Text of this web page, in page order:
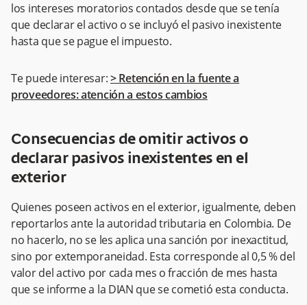
los intereses moratorios contados desde que se tenía
que declarar el activo o se incluyó el pasivo inexistente
hasta que se pague el impuesto.
Te puede interesar:> Retención en la fuente a
proveedores: atención a estos cambios
Consecuencias de omitir activos o
declarar pasivos inexistentes en el
exterior
Quienes poseen activos en el exterior, igualmente, deben
reportarlos ante la autoridad tributaria en Colombia. De
no hacerlo, no se les aplica una sanción por inexactitud,
sino por extemporaneidad. Esta corresponde al 0,5 % del
valor del activo por cada mes o fracción de mes hasta
que se informe a la DIAN que se cometió esta conducta.